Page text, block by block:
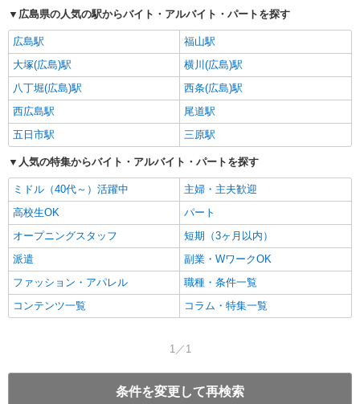
広島県の人気の駅からバイト・アルバイト・パートを探す
広島駅
福山駅
大塚(広島)駅
横川(広島)駅
八丁堀(広島)駅
西条(広島)駅
西広島駅
尾道駅
五日市駅
三原駅
人気の特集からバイト・アルバイト・パートを探す
ミドル（40代～）活躍中
主婦・主夫歓迎
高校生OK
パート
オープニングスタッフ
短期（3ヶ月以内）
派遣
副業・WワークOK
ファッション・アパレル
職種・条件一覧
コンテンツ一覧
コラム・特集一覧
1／1
条件を変更して再検索